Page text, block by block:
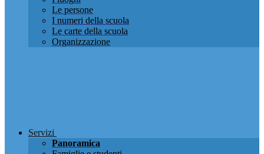
Le persone
I numeri della scuola
Le carte della scuola
Organizzazione
Servizi
Panoramica